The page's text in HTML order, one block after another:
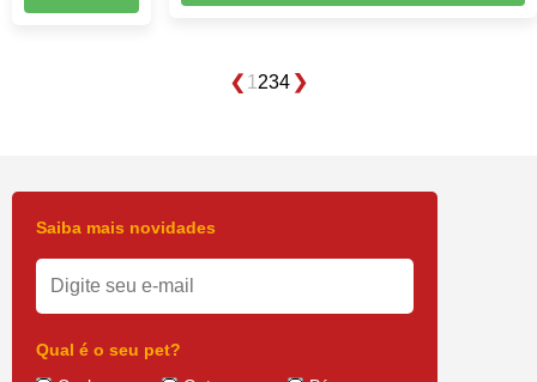
1 234
Saiba mais novidades
Qual é o seu pet?